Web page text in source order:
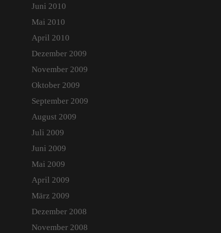
Juni 2010
Mai 2010
April 2010
Dezember 2009
November 2009
Oktober 2009
September 2009
August 2009
Juli 2009
Juni 2009
Mai 2009
April 2009
März 2009
Dezember 2008
November 2008